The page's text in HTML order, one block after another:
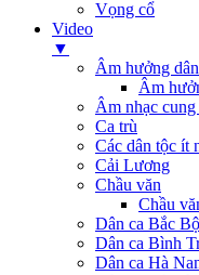
Vọng cổ
Video
▼
Âm hưởng
Âm
Âm nhạc
Ca trù
Các dân tộc ít
Cải Lương
Chầu văn
Chầu
Dân ca Bắc Bộ
Dân ca Bình
Dân ca Hà